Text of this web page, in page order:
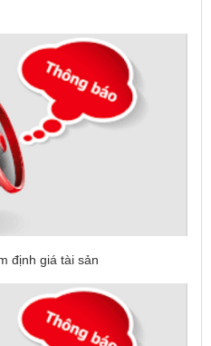
định giá tài sản